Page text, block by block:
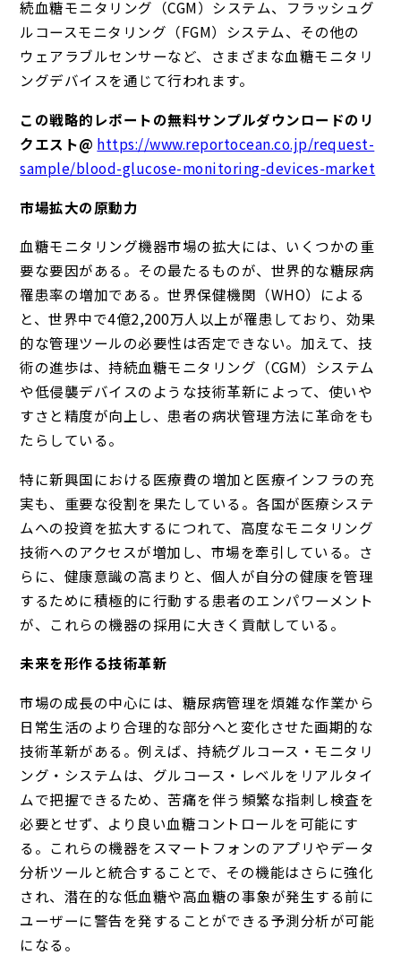
続血糖モニタリング（CGM）システム、フラッシュグ
ルコースモニタリング（FGM）システム、その他の
ウェアラブルセンサーなど、さまざまな血糖モニタリ
ングデバイスを通じて行われます。
この戦略的レポートの無料サンプルダウンロードのリ
クエスト@ https://www.reportocean.co.jp/request-
sample/blood-glucose-monitoring-devices-market
市場拡大の原動力
血糖モニタリング機器市場の拡大には、いくつかの重
要な要因がある。その最たるものが、世界的な糖尿病
罹患率の増加である。世界保健機関（WHO）による
と、世界中で4億2,200万人以上が罹患しており、効果
的な管理ツールの必要性は否定できない。加えて、技
術の進歩は、持続血糖モニタリング（CGM）システム
や低侵襲デバイスのような技術革新によって、使いや
すさと精度が向上し、患者の病状管理方法に革命をも
たらしている。
特に新興国における医療費の増加と医療インフラの充
実も、重要な役割を果たしている。各国が医療システ
ムへの投資を拡大するにつれて、高度なモニタリング
技術へのアクセスが増加し、市場を牽引している。さ
らに、健康意識の高まりと、個人が自分の健康を管理
するために積極的に行動する患者のエンパワーメント
が、これらの機器の採用に大きく貢献している。
未来を形作る技術革新
市場の成長の中心には、糖尿病管理を煩雑な作業から
日常生活のより合理的な部分へと変化させた画期的な
技術革新がある。例えば、持続グルコース・モニタリ
ング・システムは、グルコース・レベルをリアルタイ
ムで把握できるため、苦痛を伴う頻繁な指刺し検査を
必要とせず、より良い血糖コントロールを可能にす
る。これらの機器をスマートフォンのアプリやデータ
分析ツールと統合することで、その機能はさらに強化
され、潜在的な低血糖や高血糖の事象が発生する前に
ユーザーに警告を発することができる予測分析が可能
になる。